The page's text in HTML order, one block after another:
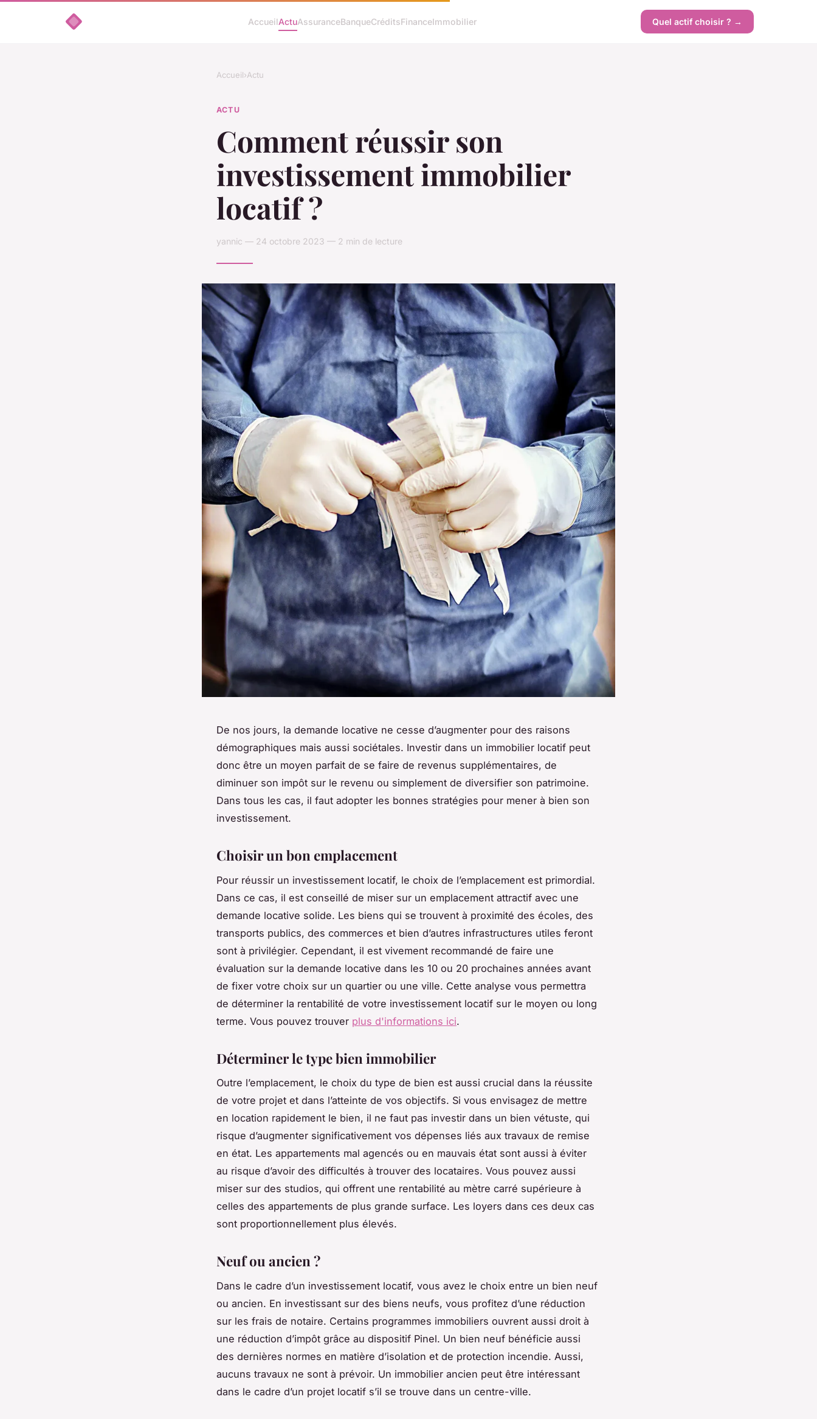
AccueilActuAssuranceBanqueCréditsFinanceImmobilier Quel actif choisir ? →
Accueil›Actu
ACTU
Comment réussir son
investissement immobilier
locatif ?
yannic — 24 octobre 2023 — 2 min de lecture
De nos jours, la demande locative ne cesse d’augmenter pour des raisons
démographiques mais aussi sociétales. Investir dans un immobilier locatif peut
donc être un moyen parfait de se faire de revenus supplémentaires, de
diminuer son impôt sur le revenu ou simplement de diversifier son patrimoine.
Dans tous les cas, il faut adopter les bonnes stratégies pour mener à bien son
investissement.
Choisir un bon emplacement
Pour réussir un investissement locatif, le choix de l’emplacement est primordial.
Dans ce cas, il est conseillé de miser sur un emplacement attractif avec une
demande locative solide. Les biens qui se trouvent à proximité des écoles, des
transports publics, des commerces et bien d’autres infrastructures utiles feront
sont à privilégier. Cependant, il est vivement recommandé de faire une
évaluation sur la demande locative dans les 10 ou 20 prochaines années avant
de fixer votre choix sur un quartier ou une ville. Cette analyse vous permettra
de déterminer la rentabilité de votre investissement locatif sur le moyen ou long
terme. Vous pouvez trouver plus d'informations ici.
Déterminer le type bien immobilier
Outre l’emplacement, le choix du type de bien est aussi crucial dans la réussite
de votre projet et dans l’atteinte de vos objectifs. Si vous envisagez de mettre
en location rapidement le bien, il ne faut pas investir dans un bien vétuste, qui
risque d’augmenter significativement vos dépenses liés aux travaux de remise
en état. Les appartements mal agencés ou en mauvais état sont aussi à éviter
au risque d’avoir des difficultés à trouver des locataires. Vous pouvez aussi
miser sur des studios, qui offrent une rentabilité au mètre carré supérieure à
celles des appartements de plus grande surface. Les loyers dans ces deux cas
sont proportionnellement plus élevés.
Neuf ou ancien ?
Dans le cadre d’un investissement locatif, vous avez le choix entre un bien neuf
ou ancien. En investissant sur des biens neufs, vous profitez d’une réduction
sur les frais de notaire. Certains programmes immobiliers ouvrent aussi droit à
une réduction d’impôt grâce au dispositif Pinel. Un bien neuf bénéficie aussi
des dernières normes en matière d’isolation et de protection incendie. Aussi,
aucuns travaux ne sont à prévoir. Un immobilier ancien peut être intéressant
dans le cadre d’un projet locatif s’il se trouve dans un centre-ville.